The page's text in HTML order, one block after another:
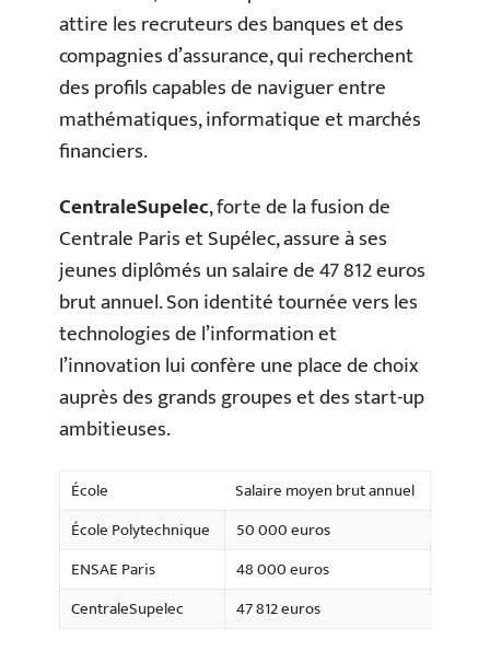
attire les recruteurs des banques et des
compagnies d’assurance, qui recherchent
des profils capables de naviguer entre
mathématiques, informatique et marchés
financiers.
CentraleSupelec, forte de la fusion de
Centrale Paris et Supélec, assure à ses
jeunes diplômés un salaire de 47 812 euros
brut annuel. Son identité tournée vers les
technologies de l’information et
l’innovation lui confère une place de choix
auprès des grands groupes et des start-up
ambitieuses.
École
Salaire moyen brut annuel
École Polytechnique
50 000 euros
ENSAE Paris
48 000 euros
CentraleSupelec
47 812 euros